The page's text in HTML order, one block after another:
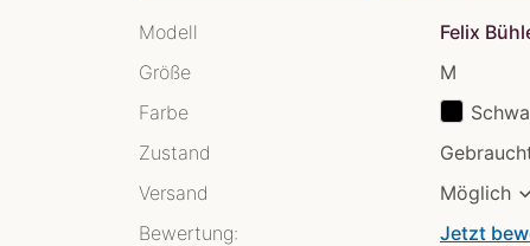
Modell
Felix
Größe
M
Farbe
Zustand
Versand
Möglich
Bewertung: Jetzt